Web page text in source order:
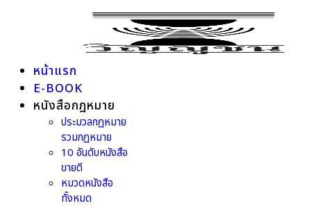
หน้าแรก
E-BOOK
หนังสือกฎหมาย
ประมวลกฎหมาย
รวมกฎหมาย
10 อันดับหนังสือ
ขายดี
หมวดหนังสือ
ทั้งหมด